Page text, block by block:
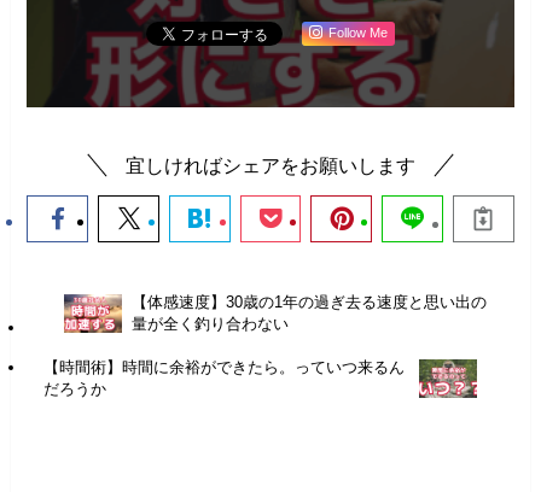
Follow Me
宜しければシェアをお願いします
【体感速度】30歳の1年の過ぎ去る速度と思い出の
量が全く釣り合わない
【時間術】時間に余裕ができたら。っていつ来るん
だろうか